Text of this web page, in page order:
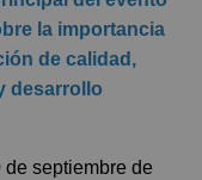
la importancia
de calidad,
desarrollo
septiembre de